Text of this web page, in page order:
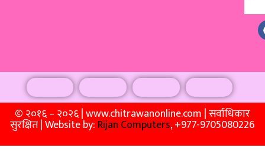
© २०१६ – २०२६ | www.chitrawanonline.com | सर्वाधिकार
सुरक्षित | Website by: Rijan Computers, +977-9705080226